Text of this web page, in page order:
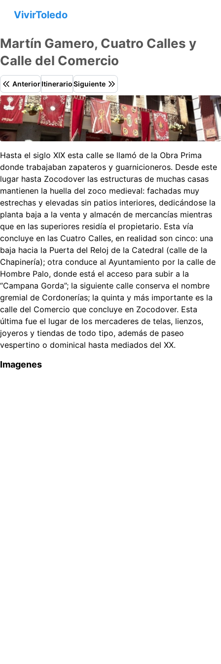
VivirToledo
Martín Gamero, Cuatro Calles y
Calle del Comercio
AnteriorItinerarioSiguiente
Hasta el siglo XIX esta calle se llamó de la Obra Prima
donde trabajaban zapateros y guarnicioneros. Desde este
lugar hasta Zocodover las estructuras de muchas casas
mantienen la huella del zoco medieval: fachadas muy
estrechas y elevadas sin patios interiores, dedicándose la
planta baja a la venta y almacén de mercancías mientras
que en las superiores residía el propietario. Esta vía
concluye en las Cuatro Calles, en realidad son cinco: una
baja hacia la Puerta del Reloj de la Catedral (calle de la
Chapinería); otra conduce al Ayuntamiento por la calle de
Hombre Palo, donde está el acceso para subir a la
“Campana Gorda”; la siguiente calle conserva el nombre
gremial de Cordonerías; la quinta y más importante es la
calle del Comercio que concluye en Zocodover. Esta
última fue el lugar de los mercaderes de telas, lienzos,
joyeros y tiendas de todo tipo, además de paseo
vespertino o dominical hasta mediados del XX.
Imagenes